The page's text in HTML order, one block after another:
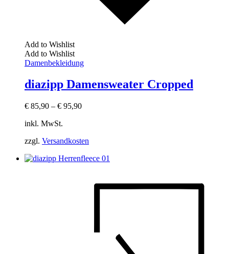
Add to Wishlist
Add to Wishlist
Damenbekleidung
diazipp Damensweater Cropped
€ 85,90 – € 95,90
inkl. MwSt.
zzgl. Versandkosten